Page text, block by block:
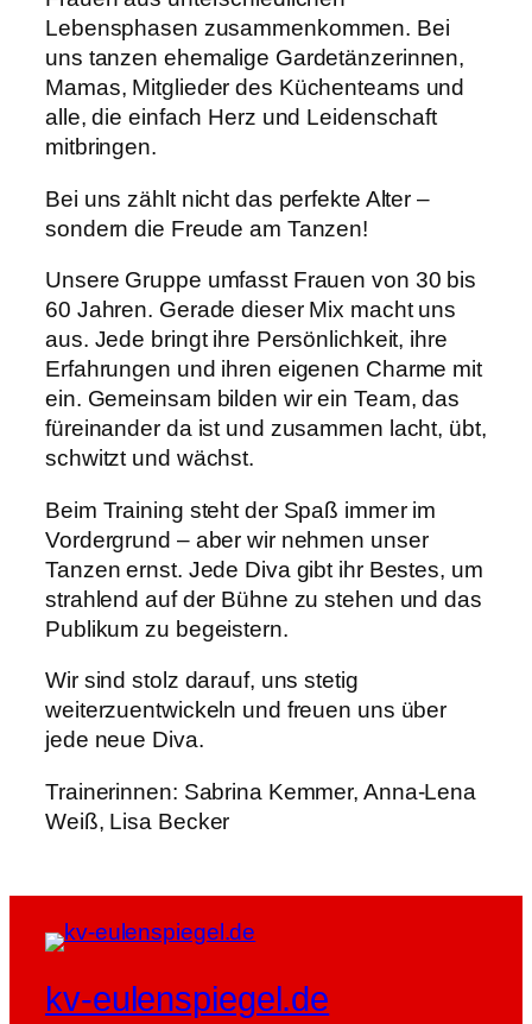
Lebensphasen zusammenkommen. Bei
uns tanzen ehemalige Gardetänzerinnen,
Mamas, Mitglieder des Küchenteams und
alle, die einfach Herz und Leidenschaft
mitbringen.
Bei uns zählt nicht das perfekte Alter –
sondern die Freude am Tanzen!
Unsere Gruppe umfasst Frauen von 30 bis
60 Jahren. Gerade dieser Mix macht uns
aus. Jede bringt ihre Persönlichkeit, ihre
Erfahrungen und ihren eigenen Charme mit
ein. Gemeinsam bilden wir ein Team, das
füreinander da ist und zusammen lacht, übt,
schwitzt und wächst.
Beim Training steht der Spaß immer im
Vordergrund – aber wir nehmen unser
Tanzen ernst. Jede Diva gibt ihr Bestes, um
strahlend auf der Bühne zu stehen und das
Publikum zu begeistern.
Wir sind stolz darauf, uns stetig
weiterzuentwickeln und freuen uns über
jede neue Diva.
Trainerinnen: Sabrina Kemmer, Anna-Lena
Weiß, Lisa Becker
kv-eulenspiegel.de